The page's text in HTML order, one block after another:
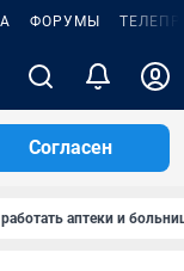
ФОРУМЫ
Согласен
аптеки и